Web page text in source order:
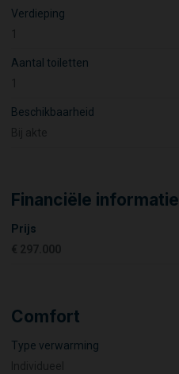
Verdieping
Aantal toiletten
Beschikbaarheid
Bij akte
Financiële informatie
Prijs
€ 297.000
Comfort
Type verwarming
Individueel